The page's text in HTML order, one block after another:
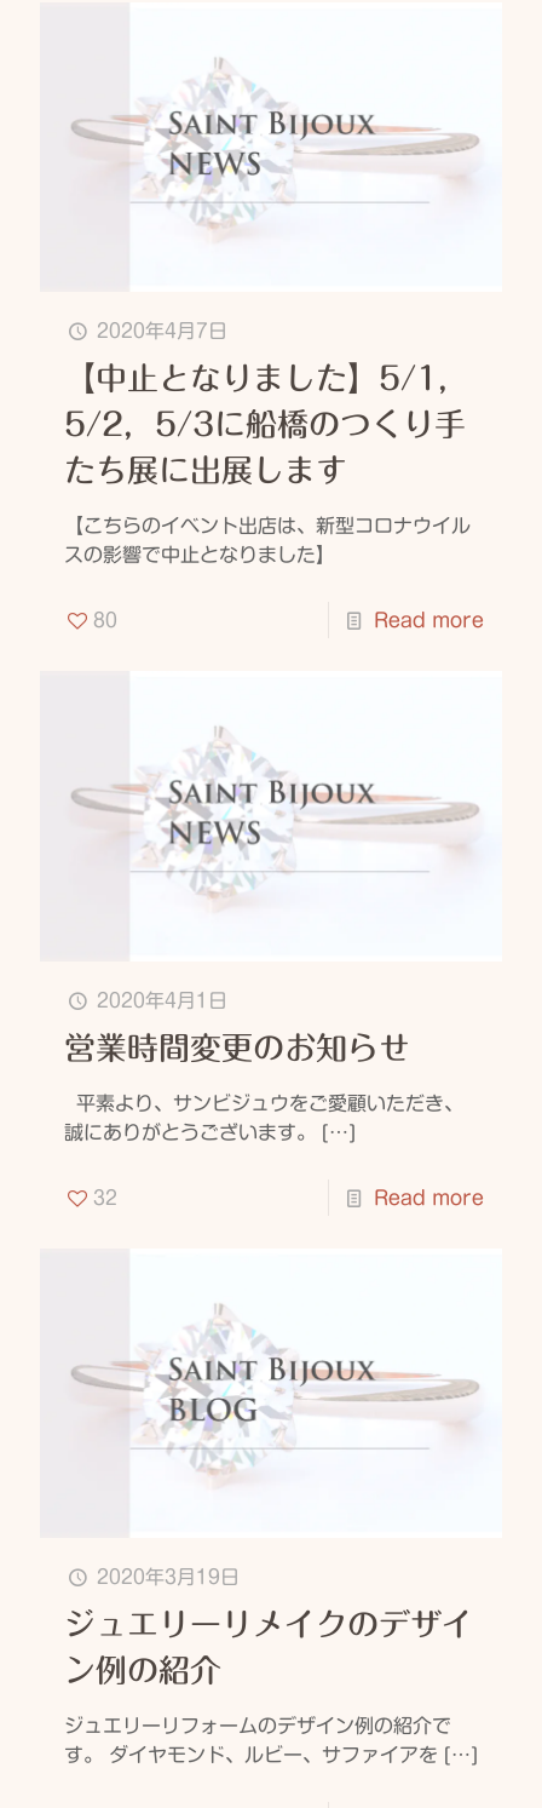
2020年4月7日
【中止となりました】5/1，
5/2，5/3に船橋のつくり手
たち展に出展します
【こちらのイベント出店は、新型コロナウイル
スの影響で中止となりました】
80 Read more
2020年4月1日
営業時間変更のお知らせ
平素より、サンビジュウをご愛顧いただき、
誠にありがとうございます。
[…]
32 Read more
2020年3月19日
ジュエリーリメイクのデザイ
ン例の紹介
ジュエリーリフォームのデザイン例の紹介で
す。 ダイヤモンド、ルビー、サファイアを […]